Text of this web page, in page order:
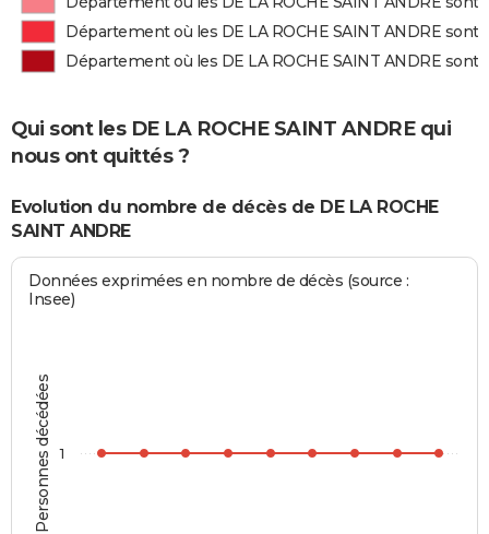
Département où les DE LA ROCHE SAINT ANDRE
Département où les DE LA ROCHE SAINT ANDRE
Qui sont les DE LA ROCHE SAINT ANDRE qui
nous ont quittés ?
Evolution du nombre de décès de DE LA ROCHE
SAINT ANDRE
Personnes décédées
Données exprimées en nombre de décès (source :
Insee)
1